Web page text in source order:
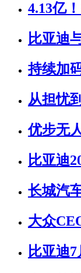
4.13亿
比亚迪
持续加
从担忧
优步无
比亚迪
长城汽
大众
比亚迪